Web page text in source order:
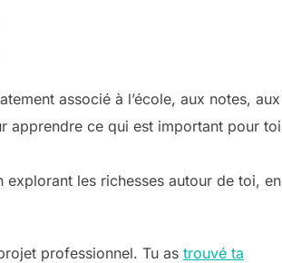
associé à l’école, aux notes,
apprendre ce qui est important pour
les richesses autour de toi,
professionnel. Tu as trouvé ta